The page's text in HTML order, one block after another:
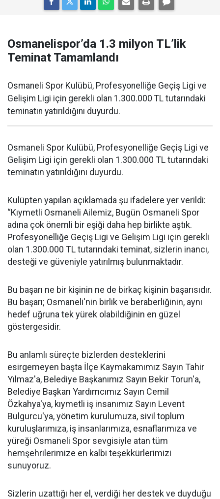
Osmanelispor’da 1.3 milyon TL’lik
Teminat Tamamlandı
Osmaneli Spor Kulübü, Profesyonelliğe Geçiş Ligi ve
Gelişim Ligi için gerekli olan 1.300.000 TL tutarındaki
teminatın yatırıldığını duyurdu.
Osmaneli Spor Kulübü, Profesyonelliğe Geçiş Ligi ve
Gelişim Ligi için gerekli olan 1.300.000 TL tutarındaki
teminatın yatırıldığını duyurdu.
Kulüpten yapılan açıklamada şu ifadelere yer verildi:
“Kıymetli Osmaneli Ailemiz, Bugün Osmaneli Spor
adına çok önemli bir eşiği daha hep birlikte aştık.
Profesyonelliğe Geçiş Ligi ve Gelişim Ligi için gerekli
olan 1.300.000 TL tutarındaki teminat, sizlerin inancı,
desteği ve güveniyle yatırılmış bulunmaktadır.
Bu başarı ne bir kişinin ne de birkaç kişinin başarısıdır.
Bu başarı; Osmaneli'nin birlik ve beraberliğinin, aynı
hedef uğruna tek yürek olabildiğinin en güzel
göstergesidir.
Bu anlamlı süreçte bizlerden desteklerini
esirgemeyen başta İlçe Kaymakamımız Sayın Tahir
Yılmaz'a, Belediye Başkanımız Sayın Bekir Torun'a,
Belediye Başkan Yardımcımız Sayın Cemil
Özkahya'ya, kıymetli iş insanımız Sayın Levent
Bulgurcu'ya, yönetim kurulumuza, sivil toplum
kuruluşlarımıza, iş insanlarımıza, esnaflarımıza ve
yüreği Osmaneli Spor sevgisiyle atan tüm
hemşehrilerimize en kalbi teşekkürlerimizi
sunuyoruz.
Sizlerin uzattığı her el, verdiği her destek ve duyduğu